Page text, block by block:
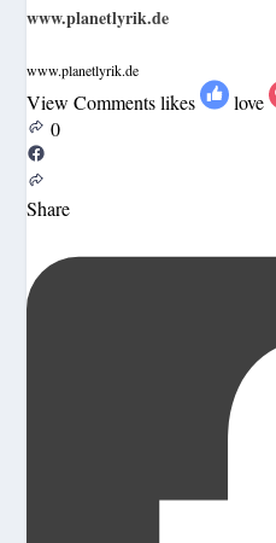
www.planetlyrik.de
www.planetlyrik.de
View Comments likes love
0
Share